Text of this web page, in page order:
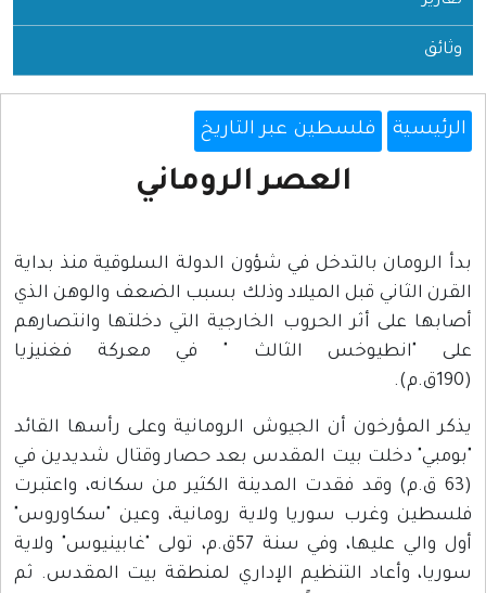
وثائق
الرئيسية فلسطين عبر التاريخ
العصر الروماني
بدأ الرومان بالتدخل في شؤون الدولة السلوقية منذ بداية
القرن الثاني قبل الميلاد وذلك بسبب الضعف والوهن الذي
أصابها على أثر الحروب الخارجية التي دخلتها وانتصارهم
على "انطيوخس الثالث " في معركة فغنيزيا
(190ق.م).
يذكر المؤرخون أن الجيوش الرومانية وعلى رأسها القائد
"بومبي" دخلت بيت المقدس بعد حصار وقتال شديدين في
(63 ق.م) وقد فقدت المدينة الكثير من سكانه، واعتبرت
فلسطين وغرب سوريا ولاية رومانية، وعين "سكاوروس"
أول والي عليها، وفي سنة 57ق.م، تولى "غابينيوس" ولاية
سوريا، وأعاد التنظيم الإداري لمنطقة بيت المقدس. ثم